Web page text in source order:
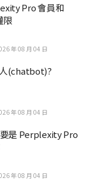
Pro 會員和
限
年 08 月 04 日
(chatbot)?
年 08 月 04 日
是 Perplexity Pro
年 08 月 04 日